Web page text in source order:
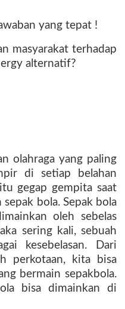
yang tepat !
masyarakat terhadap
alternatif?
olahraga yang paling
di setiap belahan
gegap gempita saat
bola. Sepak bola
oleh sebelas
sering kali, sebuah
kesebelasan. Dari
perkotaan, kita bisa
bermain sepakbola.
bisa dimainkan di